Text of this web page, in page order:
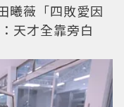
曦薇「四敗愛因
天才全靠旁白